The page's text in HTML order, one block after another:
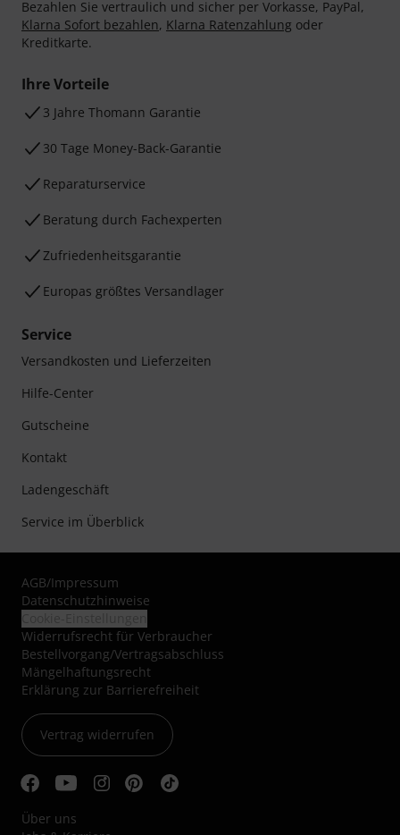
Bezahlen Sie vertraulich und sicher per Vorkasse, PayPal,
Klarna Sofort bezahlen, Klarna Ratenzahlung oder
Kreditkarte.
Ihre Vorteile
3 Jahre Thomann Garantie
30 Tage Money-Back-Garantie
Reparaturservice
Beratung durch Fachexperten
Zufriedenheitsgarantie
Europas größtes Versandlager
Service
Versandkosten und Lieferzeiten
Hilfe-Center
Gutscheine
Kontakt
Ladengeschäft
Service im Überblick
AGB/Impressum
Datenschutzhinweise
Widerrufsrecht für Verbraucher
Bestellvorgang/Vertragsabschluss
Mängelhaftungsrecht
Erklärung zur Barrierefreiheit
Vertrag widerrufen
Über uns